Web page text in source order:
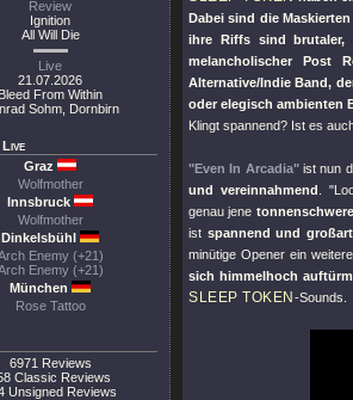
Review
Ignition
All Will Die
Live
21.07.2026
Bleed From Within
Sohm, Dornbirn
Live
Graz
Wolfmother
Innsbruck
Wolfmother
Dinkelsbühl
Enemy (+21)
Enemy (+21)
München
Rose Tattoo
6971 Reviews
Classic Reviews
Unsigned Reviews
Dabei sind die
ihre Riffs sind brutaler,
melancholischer Post
Alternative/Indie Band,
oder elegisch ambienten
Klingt spannend? Ist es
"Even In Arcadia"ist nun
und vereinnahmend
genau jene
ist spannend und
minütige Opener ein
sich himmelhoch
SLEEP TOKEN -Sounds.